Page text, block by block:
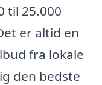
til 25.000
er altid en
fra lokale
den bedste